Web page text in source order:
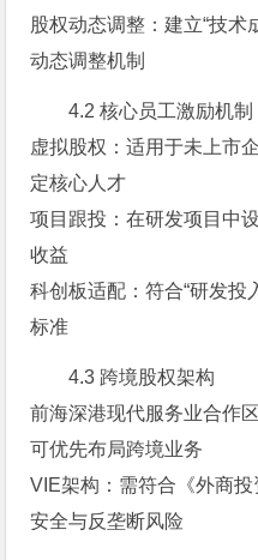
股权动态调整：建立“技术
动态调整机制
4.2 核心员工激励机制
虚拟股权：适用于未上市
定核心人才
项目跟投：在研发项目中
收益
科创板适配：符合“研发投
标准
4.3 跨境股权架构
前海深港现代服务业合作
可优先布局跨境业务
VIE架构：需符合《外商
安全与反垄断风险